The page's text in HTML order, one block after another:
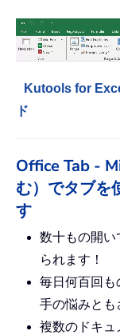
Kutools for
ド
Office Tab -
む）でタブを
す
数十もの開い
られます！
毎日何百回も
手の悩みとも
複数のドキュ